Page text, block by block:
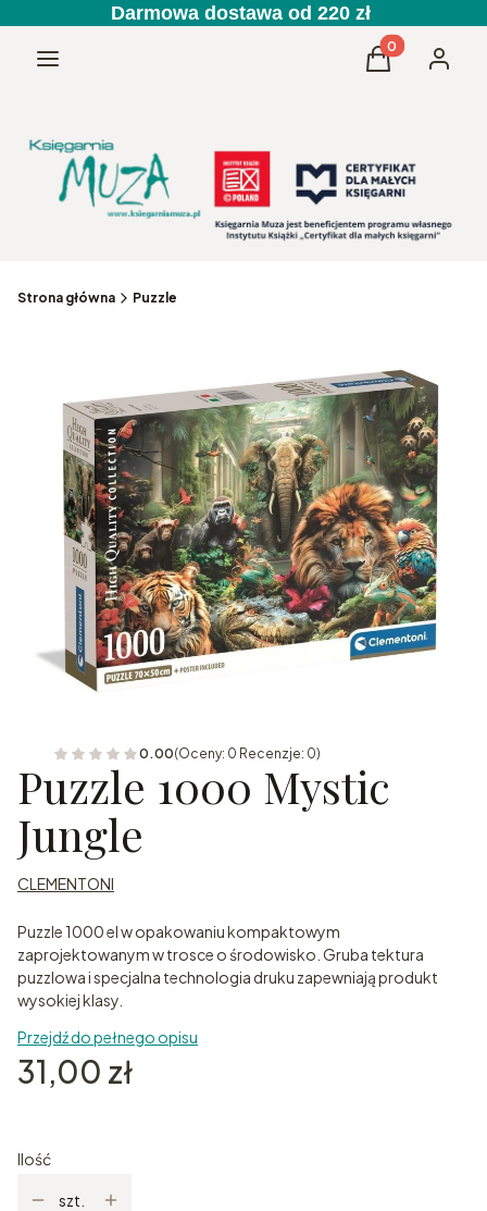
Darmowa dostawa od 220 zł
Menu Produkty w
Koszyk
Strona główna Puzzle
0.00(Oceny: 0 Recenzje: 0)
Puzzle 1000 Mystic
Jungle
CLEMENTONI
Puzzle 1000 el w opakowaniu kompaktowym
zaprojektowanym w trosce o środowisko. Gruba tektura
puzzlowa i specjalna technologia druku zapewniają produkt
wysokiej klasy.
Przejdź do pełnego opisu
Cena
31,00 zł
Ilość
szt.